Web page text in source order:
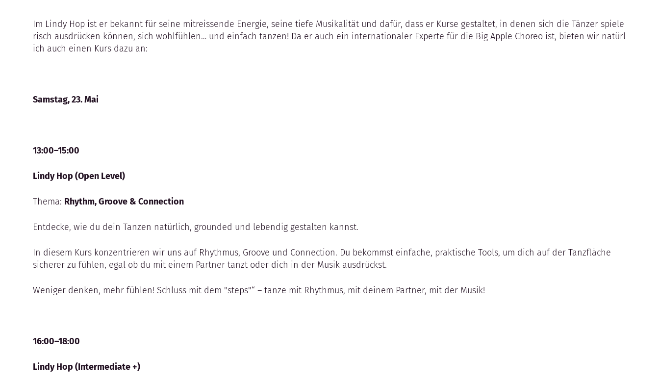
Im Lindy Hop ist er bekannt für seine mitreissende Energie, seine tiefe Musikalität und dafür, dass er Kurse gestaltet, in denen sich die Tänzer spiele
risch ausdrücken können, sich wohlfühlen… und einfach tanzen! Da er auch ein internationaler Experte für die Big Apple Choreo ist, bieten wir natürl
ich auch einen Kurs dazu an:
Samstag, 23. Mai
13:00–15:00
Lindy Hop (Open Level)
Thema: Rhythm, Groove & Connection
Entdecke, wie du dein Tanzen natürlich, grounded und lebendig gestalten kannst.
In diesem Kurs konzentrieren wir uns auf Rhythmus, Groove und Connection. Du bekommst einfache, praktische Tools, um dich auf der Tanzfläche
sicherer zu fühlen, egal ob du mit einem Partner tanzt oder dich in der Musik ausdrückst.
Weniger denken, mehr fühlen! Schluss mit dem "steps"“ – tanze mit Rhythmus, mit deinem Partner, mit der Musik!
16:00–18:00
Lindy Hop (Intermediate +)